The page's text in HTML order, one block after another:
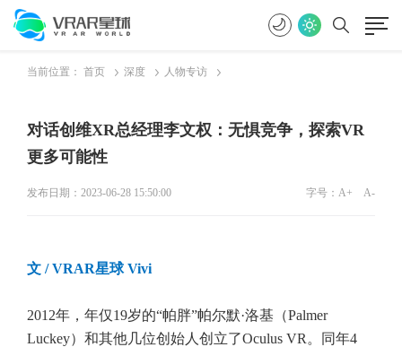
当前位置： 首页 深度 人物专访
对话创维XR总经理李文权：无惧竞争，探索VR
更多可能性
发布日期：2023-06-28 15:50:00 字号： A+ A-
文 / VRAR星球 Vivi
2012年，年仅19岁的“帕胖”帕尔默·洛基（Palmer
Luckey）和其他几位创始人创立了Oculus VR。同年4